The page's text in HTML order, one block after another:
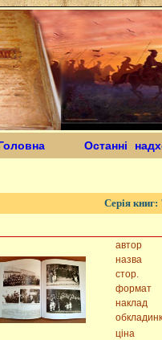
Останні
Серія
автор
назва
стор.
формат
наклад
ціна